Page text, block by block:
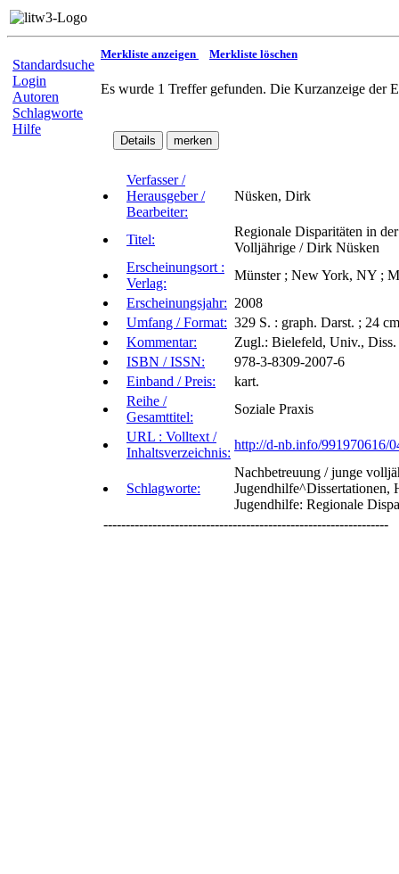
Standardsuche
Login
Autoren
Schlagworte
Hilfe
Merkliste anzeigen Merkliste löschen
Es wurde 1 Treffer gefunden. Die Kurzanzeige der
Verfasser /
Herausgeber /
Bearbeiter:
Nüsken, Dirk
Titel:
Regionale Disparitäten in
Volljährige / Dirk Nüsken
Erscheinungsort :
Verlag:
Münster ; New York, NY ;
Erscheinungsjahr: 2008
Umfang / Format: 329 S. : graph. Darst. ; 24 cm
Kommentar:
Zugl.: Bielefeld, Univ., Diss.
ISBN / ISSN:
978-3-8309-2007-6
Einband / Preis:
kart.
Reihe /
Gesamttitel:
Soziale Praxis
URL : Volltext /
Inhaltsverzeichnis:
http://d-nb.info/991970616/
Schlagworte:
Nachbetreuung / junge
Jugendhilfe: Regionale
----------------------------------------------------------------